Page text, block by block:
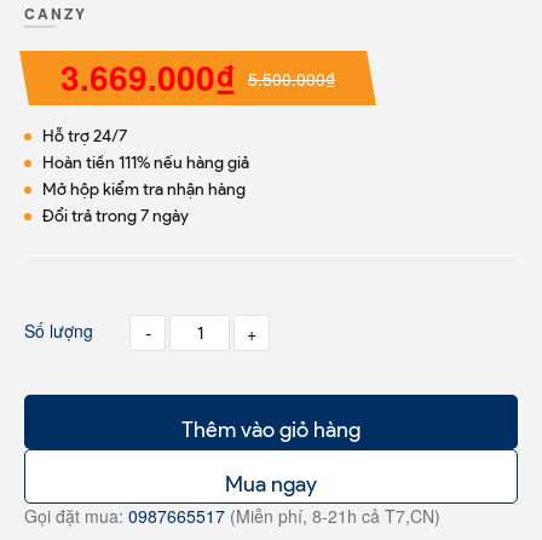
CANZY
3.669.000₫ 5.500.000₫
Hỗ trợ 24/7
Hoàn tiền 111% nếu hàng giả
Mở hộp kiểm tra nhận hàng
Đổi trả trong 7 ngày
Số lượng - +
Thêm vào giỏ hàng
Mua ngay
Gọi đặt mua: 0987665517 (Miễn phí, 8-21h cả T7,CN)